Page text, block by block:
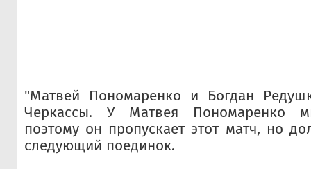
"Матвей Пономаренко и Богдан
Черкассы. У Матвея Пономаренко
поэтому он пропускает этот матч, но
следующий поединок.